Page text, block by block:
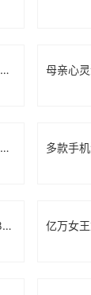
寡妇自力更生开荒创业的动人故事全40集免费观看
探秘草莓的营养价值与健康功效，让你的饮食更加丰富多彩
用户热评：成品网站源78w78的真实体验与建议分享